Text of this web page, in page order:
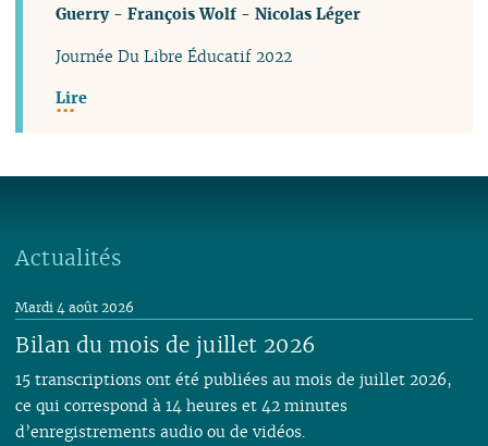
Guerry-François Wolf-Nicolas Léger
Journée Du Libre Éducatif 2022
Lire
Actualités
Bilan du mois de juillet 2026
Mardi 4 août 2026
15 transcriptions ont été publiées au mois de juillet 2026,
ce qui correspond à 14 heures et 42 minutes
d’enregistrements audio ou de vidéos.